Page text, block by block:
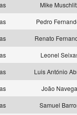
Mike
Pedro
Renato
Leonel
Luis António
João Navega
Samuel